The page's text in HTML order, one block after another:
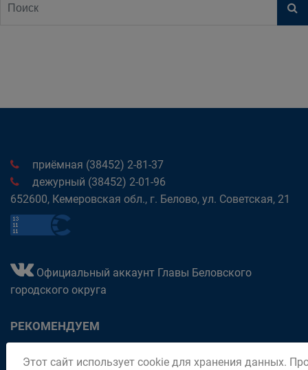
приёмная (38452) 2-81-37
дежурный (38452) 2-01-96
652600, Кемеровская обл., г. Белово, ул. Советская, 21
Официальный аккаунт Главы Беловского
городского округа
РЕКОМЕНДУЕМ
Обращения граждан
Этот сайт использует cookie для хранения данных.